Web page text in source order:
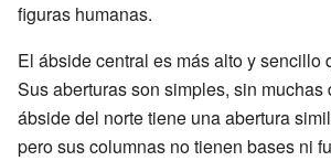
figuras humanas.
El ábside central es más alto y sencillo
Sus aberturas son simples, sin muchas
ábside del norte tiene una abertura
pero sus columnas no tienen bases ni